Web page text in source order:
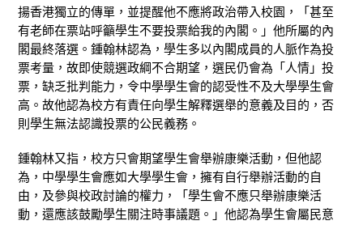
揚香港獨立的傳單，並提醒他不應將政治帶入校園，「甚至
有老師在票站呼籲學生不要投票給我的內閣。」他所屬的內
閣最終落選。鍾翰林認為，學生多以內閣成員的人脈作為投
票考量，故即使競選政綱不合期望，選民仍會為「人情」投
票，缺乏批判能力，令中學學生會的認受性不及大學學生會
高。故他認為校方有責任向學生解釋選舉的意義及目的，否
則學生無法認識投票的公民義務。
鍾翰林又指，校方只會期望學生會舉辦康樂活動，但他認
為，中學學生會應如大學學生會，擁有自行舉辦活動的自
由，及參與校政討論的權力，「學生會不應只舉辦康樂活
動，還應該鼓勵學生關注時事議題。」他認為學生會屬民意